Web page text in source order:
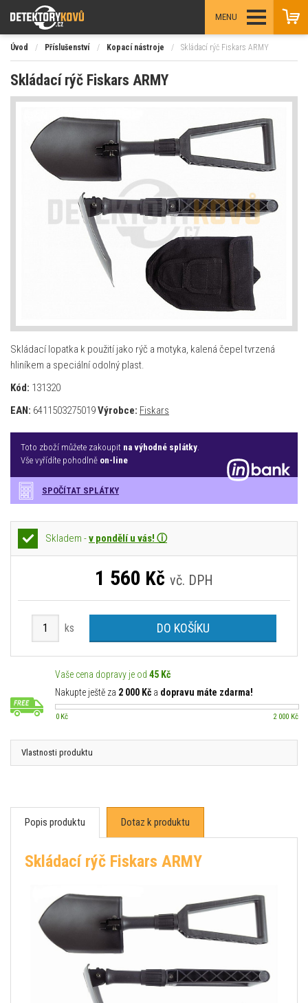
MENU
Úvod / Příslušenství / Kopací nástroje / Skládací rýč Fiskars ARMY
Skládací rýč Fiskars ARMY
Skládací lopatka k použití jako rýč a motyka, kalená čepel tvrzená
hliníkem a speciální odolný plast.
Kód: 131320
EAN: 6411503275019Výrobce: Fiskars
Toto zboží můžete zakoupit na výhodné splátky
Vše vyřídíte pohodlně on-line
SPOČÍTAT SPLÁTKY
Skladem -v pondělí u vás! ⓘ
1 560 Kč vč. DPH
ks DO KOŠÍKU
Vaše cena dopravy je od 45 Kč
Nakupte ještě za 2 000 Kč a dopravu máte zdarma!
0 Kč 2 000 Kč
Vlastnosti produktu
Popis produktu Dotaz k produktu
Skládací rýč Fiskars ARMY